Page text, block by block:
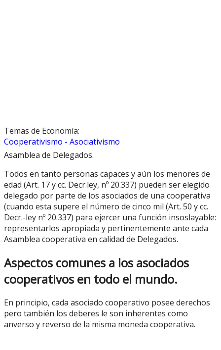
Temas de Economía:
Cooperativismo - Asociativismo
Asamblea de Delegados.
Todos en tanto personas capaces y aún los menores de
edad (Art. 17 y cc. Decr.ley, nº 20.337) pueden ser elegido
delegado por parte de los asociados de una cooperativa
(cuando esta supere el número de cinco mil (Art. 50 y cc.
Decr.-ley nº 20.337) para ejercer una función insoslayable:
representarlos apropiada y pertinentemente ante cada
Asamblea cooperativa en calidad de Delegados.
Aspectos comunes a los asociados
cooperativos en todo el mundo.
En principio, cada asociado cooperativo posee derechos
pero también los deberes le son inherentes como
anverso y reverso de la misma moneda cooperativa.